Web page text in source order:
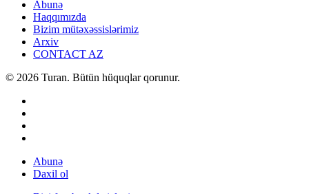
Abunə
Haqqımızda
Bizim mütəxəssislərimiz
Arxiv
CONTACT AZ
© 2026 Turan. Bütün hüquqlar qorunur.
Abunə
Daxil ol